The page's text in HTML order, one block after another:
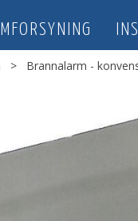
> Brannalarm -